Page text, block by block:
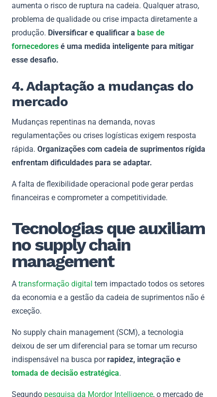
aumenta o risco de ruptura na cadeia. Qualquer atraso,
problema de qualidade ou crise impacta diretamente a
produção. Diversificar e qualificar a base de
fornecedores é uma medida inteligente para mitigar
esse desafio.
4. Adaptação a mudanças do
mercado
Mudanças repentinas na demanda, novas
regulamentações ou crises logísticas exigem resposta
rápida. Organizações com cadeia de suprimentos rígida
enfrentam dificuldades para se adaptar.
A falta de flexibilidade operacional pode gerar perdas
financeiras e comprometer a competitividade.
Tecnologias que auxiliam
no supply chain
management
A transformação digital tem impactado todos os setores
da economia e a gestão da cadeia de suprimentos não é
exceção.
No supply chain management (SCM), a tecnologia
deixou de ser um diferencial para se tornar um recurso
indispensável na busca porrapidez, integração e
tomada de decisão estratégica.
Segundo pesquisa da Mordor Intelligence, o mercado de